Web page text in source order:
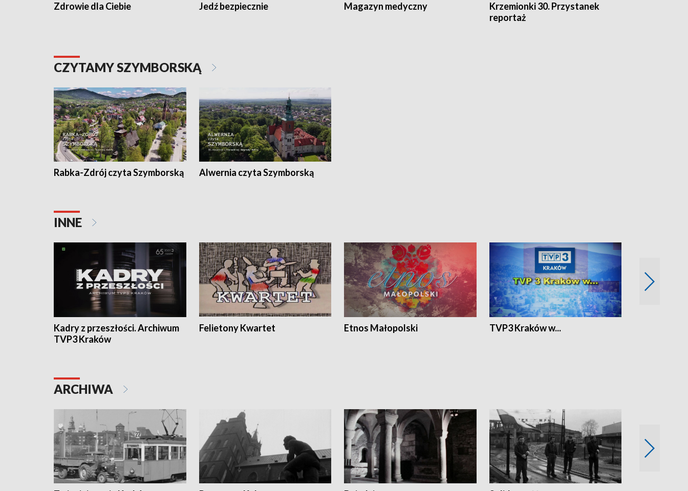
Zdrowie dla Ciebie Jedź bezpiecznie Magazyn medyczny
Krzemionki 30. Przystanek
reportaż
CZYTAMY SZYMBORSKĄ
Rabka-Zdrój czyta Szymborską Alwernia czyta Szymborską
INNE
Kadry z przeszłości. Archiwum
TVP3 Kraków
Felietony Kwartet Etnos Małopolski TVP3 Kraków w...
ARCHIWA